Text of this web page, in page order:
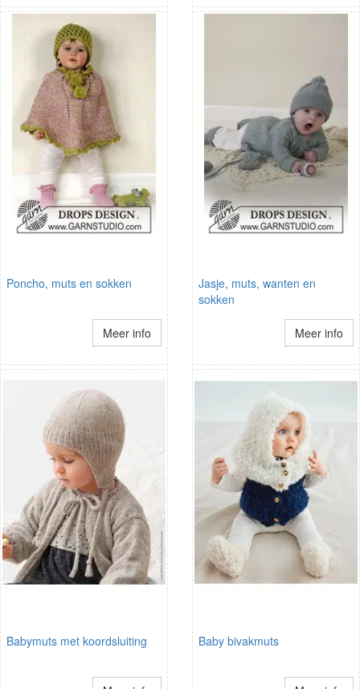
Poncho, muts en sokken
Meer info
Jasje, muts, wanten en
sokken
Meer info
Babymuts met koordsluiting Baby bivakmuts